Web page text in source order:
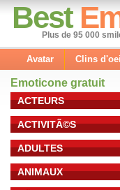
Best
Plus de 95 000
Avatar Clins d'oeil
Emoticone gratuit
ACTEURS
ACTIVITÃ©S
ADULTES
ANIMAUX